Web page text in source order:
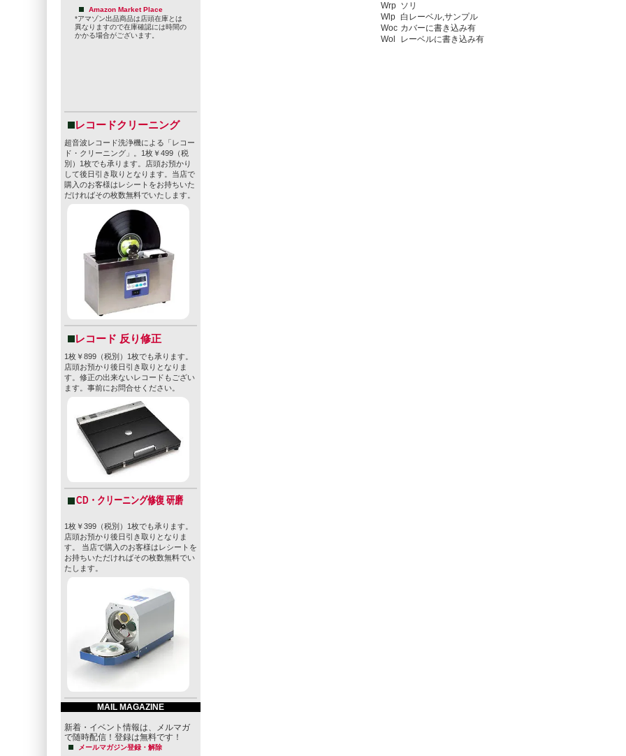
Amazon Market Place
*アマゾン出品商品は店頭在庫とは
異なりますので在庫確認には時間の
かかる場合がございます。
レコードクリーニング
超音波レコード洗浄機による「レコー
ド・クリーニング」。1枚￥499（税
別）1枚でも承ります。店頭お預かり
して後日引き取りとなります。当店で
購入のお客様はレシートをお持ちいた
だければその枚数無料でいたします。
レコード 反り修正
1枚￥899（税別）1枚でも承ります。
店頭お預かり後日引き取りとなりま
す。修正の出来ないレコードもござい
ます。事前にお問合せください。
CD・クリーニング修復 研磨
1枚￥399（税別）1枚でも承ります。
店頭お預かり後日引き取りとなりま
す。 当店で購入のお客様はレシートを
お持ちいただければその枚数無料でい
たします。
MAIL MAGAZINE
新着・イベント情報は、メルマガ
で随時配信！登録は無料です！
メールマガジン登録・解除
Wrp ソリ
Wlp 白レーベル,サンプル
Woc カバーに書き込み有
Wol
レーベルに書き込み有